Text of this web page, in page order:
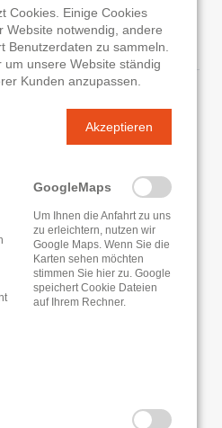
Cookies. Einige Cookies
Website notwendig, andere
Benutzerdaten zu sammeln.
um unsere Website ständig
Kunden anzupassen.
Akzeptieren
GoogleMaps
Um Ihnen die Anfahrt zu uns
zu erleichtern, nutzen wir
Google Maps. Wenn Sie die
Karten sehen möchten
stimmen Sie hier zu. Google
speichert Cookie Dateien
auf Ihrem Rechner.